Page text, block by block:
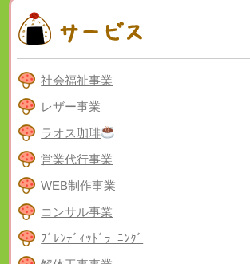
社会福祉事業
レザー事業
ラオス珈琲
営業代行事業
WEB制作事業
コンサル事業
ﾌﾞﾚﾝﾃﾞｨｯﾄﾞﾗｰﾆﾝｸﾞ